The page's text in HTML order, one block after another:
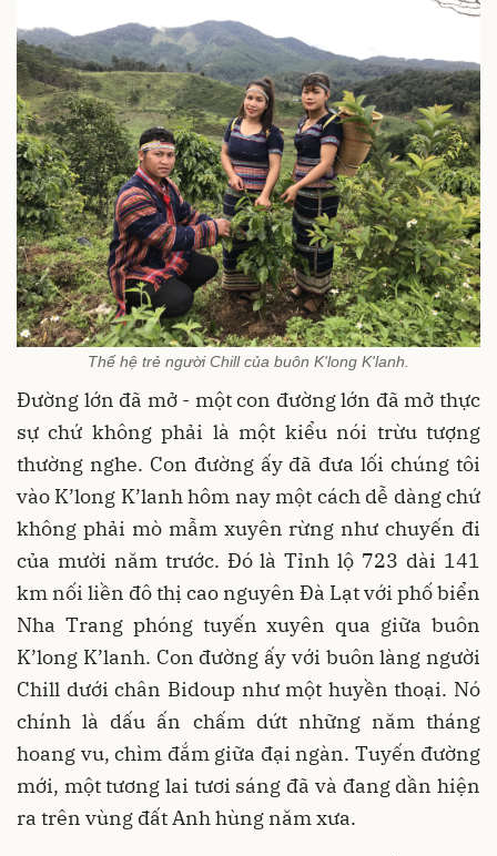
Thế hệ trẻ người Chill của buôn K'long K'lanh.
Đường lớn đã mở - một con đường lớn đã mở thực
sự chứ không phải là một kiểu nói trừu tượng
thường nghe. Con đường ấy đã đưa lối chúng tôi
vào K’long K’lanh hôm nay một cách dễ dàng chứ
không phải mò mẫm xuyên rừng như chuyến đi
của mười năm trước. Đó là Tỉnh lộ 723 dài 141
km nối liền đô thị cao nguyên Đà Lạt với phố biển
Nha Trang phóng tuyến xuyên qua giữa buôn
K’long K’lanh. Con đường ấy với buôn làng người
Chill dưới chân Bidoup như một huyền thoại. Nó
chính là dấu ấn chấm dứt những năm tháng
hoang vu, chìm đắm giữa đại ngàn. Tuyến đường
mới, một tương lai tươi sáng đã và đang dần hiện
ra trên vùng đất Anh hùng năm xưa.